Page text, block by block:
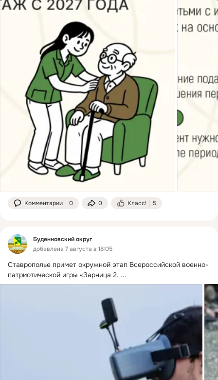
Комментарии 0 0 Класс! 5
Буденновский округ
добавлена 7 августа в 18:05
Ставрополье примет окружной этап Всероссийской военно-
патриотической игры «Зарница 2. ...